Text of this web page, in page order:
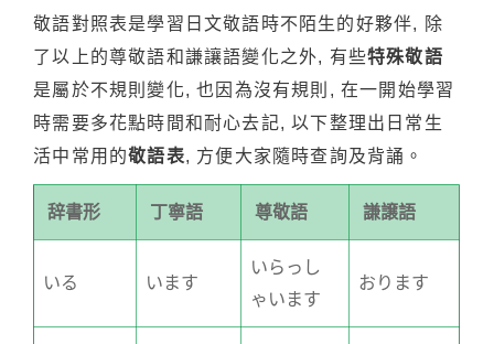
敬語對照表是學習日文敬語時不陌生的好夥伴, 除
了以上的尊敬語和謙讓語變化之外, 有些特殊敬語
是屬於不規則變化, 也因為沒有規則, 在一開始學習
時需要多花點時間和耐心去記, 以下整理出日常生
活中常用的敬語表, 方便大家隨時查詢及背誦。
辞書形 丁寧語 尊敬語 謙譲語
いる います
いらっし
ゃいます
おります